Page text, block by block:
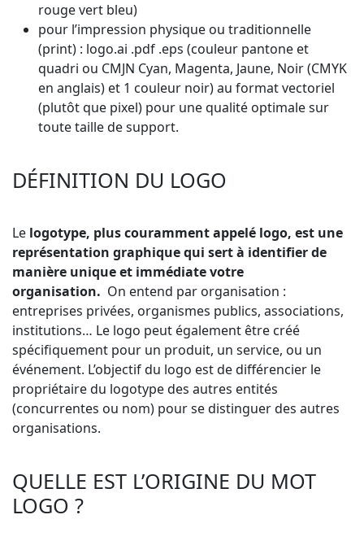
rouge vert bleu)
pour l’impression physique ou traditionnelle
(print) : logo.ai .pdf .eps (couleur pantone et
quadri ou CMJN Cyan, Magenta, Jaune, Noir (CMYK
en anglais) et 1 couleur noir) au format vectoriel
(plutôt que pixel) pour une qualité optimale sur
toute taille de support.
DÉFINITION DU LOGO
Le logotype, plus couramment appelé logo, est une
représentation graphique qui sert à identifier de
manière unique et immédiate votre
organisation. On entend par organisation :
entreprises privées, organismes publics, associations,
institutions… Le logo peut également être créé
spécifiquement pour un produit, un service, ou un
événement. L’objectif du logo est de différencier le
propriétaire du logotype des autres entités
(concurrentes ou nom) pour se distinguer des autres
organisations.
QUELLE EST L’ORIGINE DU MOT
LOGO ?